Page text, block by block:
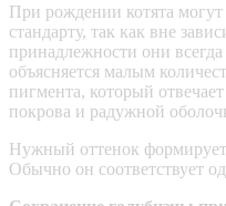
При рождении котята могут
стандарту, так как вне
принадлежности они
объясняется малым
пигмента, который
покрова и радужной
Нужный оттенок
Обычно он соответствует